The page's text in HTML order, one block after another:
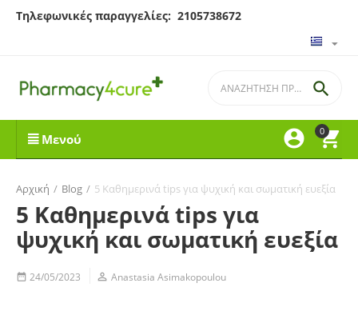
Τηλεφωνικές παραγγελίες: 2105738672
0



Μενού
Αρχική / Blog / ​5 Καθημερινά tips για ψυχική και σωματική ευεξία
​5 Καθημερινά tips για
ψυχική και σωματική ευεξία
 24/05/2023  Anastasia Asimakopoulou